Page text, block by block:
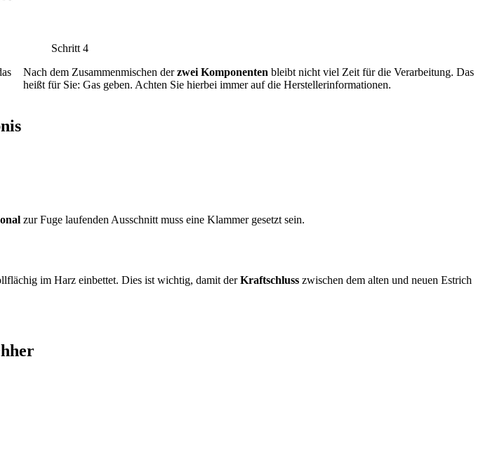
Schritt 4
Nach dem Zusammenmischen derzwei Komponenten bleibt nicht viel Zeit für die Verarbeitung. Das
heißt für Sie: Gas geben. Achten Sie hierbei immer auf die Herstellerinformationen.
zur Fuge laufenden Ausschnitt muss eine Klammer gesetzt sein.
im Harz einbettet. Dies ist wichtig, damit derKraftschluss zwischen dem alten und neuen Estrich